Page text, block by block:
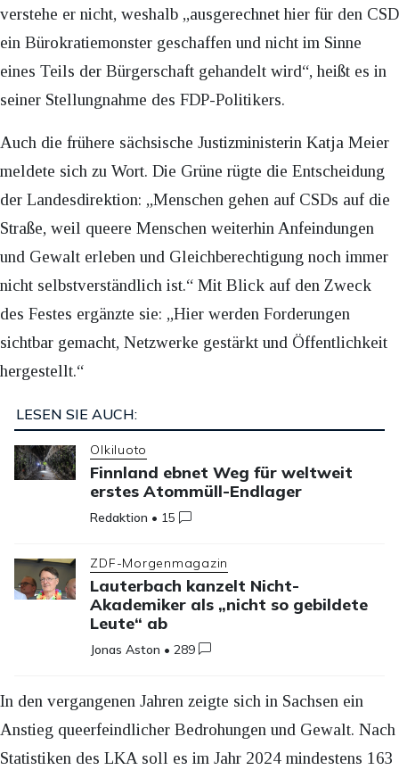
verstehe er nicht, weshalb „ausgerechnet hier für den CSD
ein Bürokratiemonster geschaffen und nicht im Sinne
eines Teils der Bürgerschaft gehandelt wird“, heißt es in
seiner Stellungnahme des FDP-Politikers.
Auch die frühere sächsische Justizministerin Katja Meier
meldete sich zu Wort. Die Grüne rügte die Entscheidung
der Landesdirektion: „Menschen gehen auf CSDs auf die
Straße, weil queere Menschen weiterhin Anfeindungen
und Gewalt erleben und Gleichberechtigung noch immer
nicht selbstverständlich ist.“ Mit Blick auf den Zweck
des Festes ergänzte sie: „Hier werden Forderungen
sichtbar gemacht, Netzwerke gestärkt und Öffentlichkeit
hergestellt.“
LESEN SIE AUCH:
Olkiluoto
Finnland ebnet Weg für weltweit
erstes Atommüll-Endlager
Redaktion • 15
ZDF-Morgenmagazin
Lauterbach kanzelt Nicht-
Akademiker als „nicht so gebildete
Leute“ ab
Jonas Aston •289
In den vergangenen Jahren zeigte sich in Sachsen ein
Anstieg queerfeindlicher Bedrohungen und Gewalt. Nach
Statistiken des LKA soll es im Jahr 2024 mindestens 163